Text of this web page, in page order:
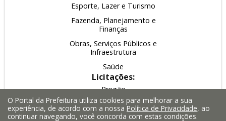
Esporte, Lazer e Turismo
Fazenda, Planejamento e
Finanças
Obras, Serviços Públicos e
Infraestrutura
Saúde
Licitações:
Pregão
Leilão
Inexigibilidade
O Portal da Prefeitura utiliza cookies para melhorar a sua
experiência, de acordo com a nossaPolítica de Privacidade, ao
continuar navegando, você concorda com estas condições.